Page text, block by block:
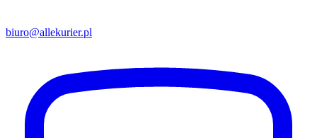
biuro@allekurier.pl